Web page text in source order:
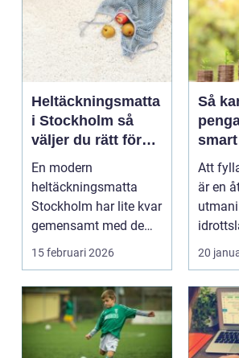
Heltäckningsmatta
i Stockholm så
väljer du rätt för
hem och kontor
En modern
heltäckningsmatta
Stockholm har lite kvar
gemensamt med de
platta, trista varianter
15 februari 2026
Så
sätt
Att
är en
20